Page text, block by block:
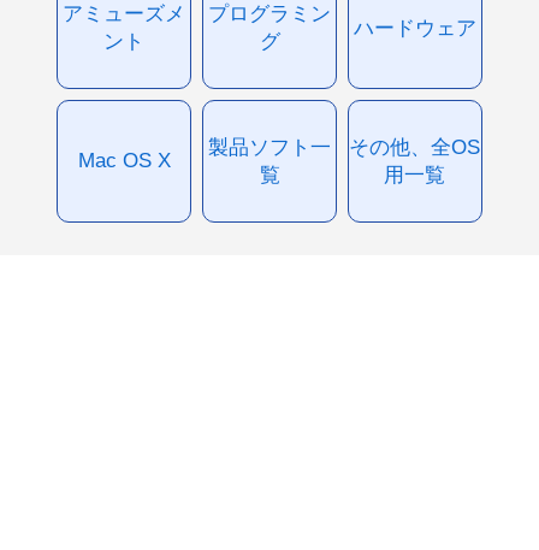
アミューズメ
ント
プログラミン
グ
ハードウェア
Mac OS X
製品ソフト一
覧
その他、全OS
用一覧